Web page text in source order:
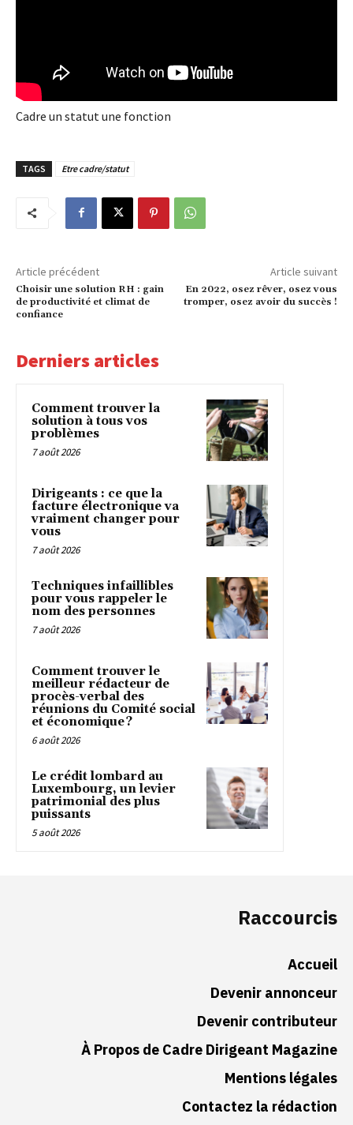
Cadre un statut une fonction
TAGS Etre cadre/statut
Article précédent
Choisir une solution RH : gain
de productivité et climat de
confiance
Article suivant
En 2022, osez rêver, osez vous
tromper, osez avoir du succès !
Derniers articles
Comment trouver la
solution à tous vos
problèmes
7 août 2026
Dirigeants : ce que la
facture électronique va
vraiment changer pour
vous
7 août 2026
Techniques infaillibles
pour vous rappeler le
nom des personnes
7 août 2026
Comment trouver le
meilleur rédacteur de
procès-verbal des
réunions du Comité social
et économique ?
6 août 2026
Le crédit lombard au
Luxembourg, un levier
patrimonial des plus
puissants
5 août 2026
Raccourcis
Accueil
Devenir annonceur
Devenir contributeur
À Propos de Cadre Dirigeant Magazine
Mentions légales
Contactez la rédaction